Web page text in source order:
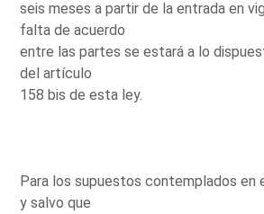
seis meses a partir de la entrada en
falta de acuerdo
entre las partes se estará a lo
del artículo
158 bis de esta ley.
Para los supuestos contemplados en
y salvo que